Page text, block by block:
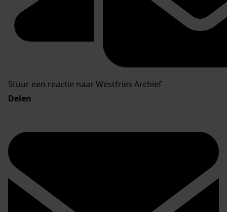
Stuur een reactie naar Westfries Archief
Delen